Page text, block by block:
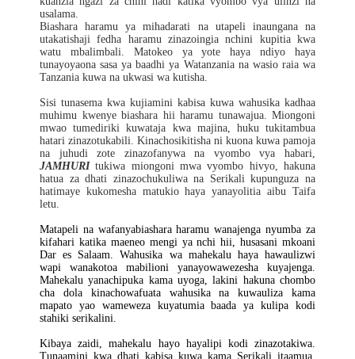
usalama.
Biashara haramu ya mihadarati na utapeli inaungana na
utakatishaji fedha haramu zinazoingia nchini kupitia kwa
watu mbalimbali. Matokeo ya yote haya ndiyo haya
tunayoyaona sasa ya baadhi ya Watanzania na wasio raia wa
Tanzania kuwa na ukwasi wa kutisha.
Sisi tunasema kwa kujiamini kabisa kuwa wahusika kadhaa
muhimu kwenye biashara hii haramu tunawajua. Miongoni
mwao tumediriki kuwataja kwa majina, huku tukitambua
hatari zinazotukabili. Kinachosikitisha ni kuona kuwa pamoja
na juhudi zote zinazofanywa na vyombo vya habari,
JAMHURItukiwa miongoni mwa vyombo hivyo, hakuna
hatua za dhati zinazochukuliwa na Serikali kupunguza na
hatimaye kukomesha matukio haya yanayolitia aibu Taifa
letu.
Matapeli na wafanyabiashara haramu wanajenga nyumba za
kifahari katika maeneo mengi ya nchi hii, husasani mkoani
Dar es Salaam. Wahusika wa mahekalu haya hawaulizwi
wapi wanakotoa mabilioni yanayowawezesha kuyajenga.
Mahekalu yanachipuka kama uyoga, lakini hakuna chombo
cha dola kinachowafuata wahusika na kuwauliza kama
mapato yao wameweza kuyatumia baada ya kulipa kodi
stahiki serikalini.
Kibaya zaidi, mahekalu hayo hayalipi kodi zinazotakiwa.
Tunaamini kwa dhati kabisa kuwa kama Serikali itaamua,